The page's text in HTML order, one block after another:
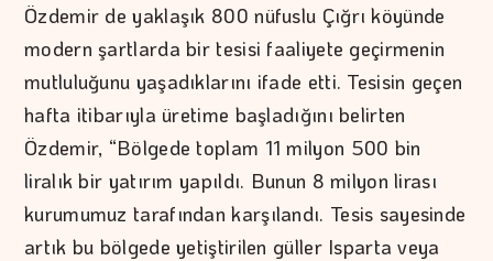
Özdemir de yaklaşık 800 nüfuslu Çığrı köyünde
modern şartlarda bir tesisi faaliyete geçirmenin
mutluluğunu yaşadıklarını ifade etti. Tesisin geçen
hafta itibarıyla üretime başladığını belirten
Özdemir, “Bölgede toplam 11 milyon 500 bin
liralık bir yatırım yapıldı. Bunun 8 milyon lirası
kurumumuz tarafından karşılandı. Tesis sayesinde
artık bu bölgede yetiştirilen güller Isparta veya